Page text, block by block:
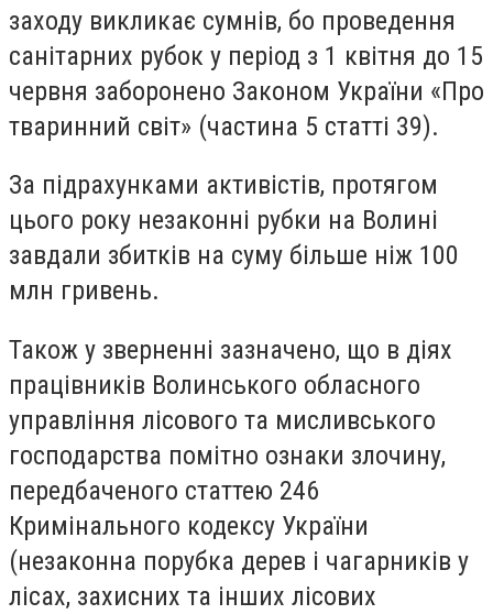
заходу викликає сумнів, бо проведення
санітарних рубок у період з 1 квітня до 15
червня заборонено Законом України «Про
тваринний світ» (частина 5 статті 39).
За підрахунками активістів, протягом
цього року незаконні рубки на Волині
завдали збитків на суму більше ніж 100
млн гривень.
Також у зверненні зазначено, що в діях
працівників Волинського обласного
управління лісового та мисливського
господарства помітно ознаки злочину,
передбаченого статтею 246
Кримінального кодексу України
(незаконна порубка дерев і чагарників у
лісах, захисних та інших лісових